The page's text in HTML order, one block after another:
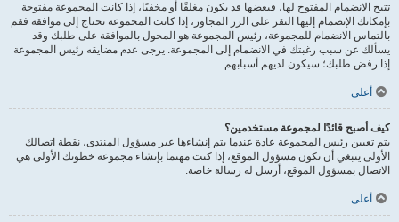
تتيح الانضمام المفتوح لها، فبعضها قد يكون مغلقًا أو مخفيًا، إذا كانت المجموعة مفتوحة
بإمكانك الإنضمام إليها النقر على الزر المجاور، إذا كانت المجموعة تحتاج إلى موافقة فقم
بالتماس الانضمام للمجموعة، رئيس المجموعة هو المخول بالموافقة على طلبك وقد
يسألك عن سبب رغبتك في الانضمام إلى المجموعة. يرجى عدم مضايقه رئيس المجموعة
إذا رفض طلبك؛ سيكون لديهم أسبابهم.
أعلى
كيف أصبح قائدًا لمجموعة مستخدمين؟
يتم تعيين رئيس المجموعة عادة عندما يتم إنشاءها عبر مسؤول المنتدى، نقطة اتصالك
الأولى ينبغي أن تكون مسؤول الموقع، إذا كنت مهتما بإنشاء مجموعة خطوتك الأولى هي
الاتصال بمسؤول الموقع، أرسل له رسالة خاصة.
أعلى